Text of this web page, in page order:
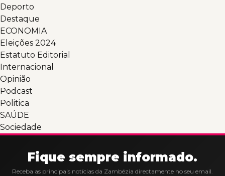
Deporto
Destaque
ECONOMIA
Eleições 2024
Estatuto Editorial
Internacional
Opinião
Podcast
Politica
SAÚDE
Sociedade
Fique sempre informado.
Receba as principais notícias da Zambézia directamente no seu email.